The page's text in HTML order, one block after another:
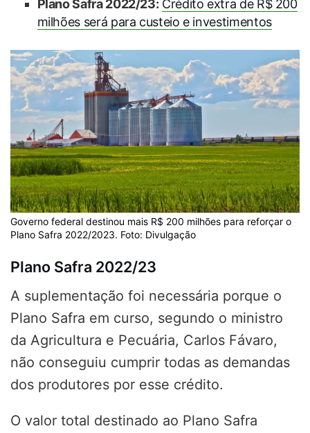
Plano Safra 2022/23: Crédito extra de R$ 200
milhões será para custeio e investimentos
Governo federal destinou mais R$ 200 milhões para reforçar o
Plano Safra 2022/2023. Foto: Divulgação
Plano Safra 2022/23
A suplementação foi necessária porque o
Plano Safra em curso, segundo o ministro
da Agricultura e Pecuária, Carlos Fávaro,
não conseguiu cumprir todas as demandas
dos produtores por esse crédito.
O valor total destinado ao Plano Safra